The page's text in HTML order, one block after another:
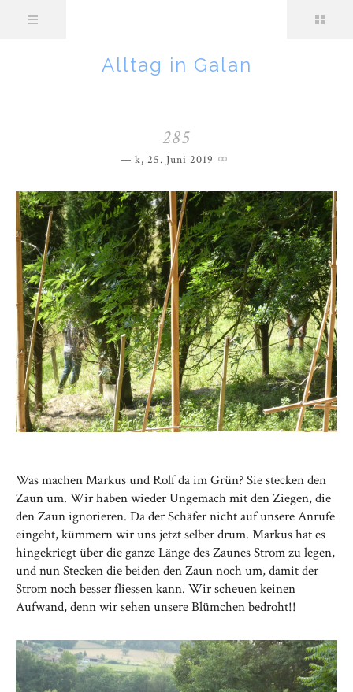
Alltag in Galan
285
k, 25. Juni 2019
Was machen Markus und Rolf da im Grün? Sie stecken den
Zaun um. Wir haben wieder Ungemach mit den Ziegen, die
den Zaun ignorieren. Da der Schäfer nicht auf unsere Anrufe
eingeht, kümmern wir uns jetzt selber drum. Markus hat es
hingekriegt über die ganze Länge des Zaunes Strom zu legen,
und nun Stecken die beiden den Zaun noch um, damit der
Strom noch besser fliessen kann. Wir scheuen keinen
Aufwand, denn wir sehen unsere Blümchen bedroht!!